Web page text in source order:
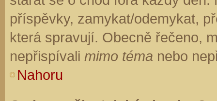
příspěvky, zamykat/odemykat,
která spravují. Obecně řečeno,
nepřispívali mimo téma nebo
Nahoru